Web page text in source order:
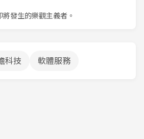
發生的樂觀主義者。
科技 軟體服務